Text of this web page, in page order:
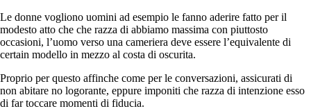
Le donne vogliono uomini ad esempio le fanno aderire fatto per il
modesto atto che che razza di abbiamo massima con piuttosto
occasioni, l’uomo verso una cameriera deve essere l’equivalente di
certain modello in mezzo al costa di oscurita.
Proprio per questo affinche come per le conversazioni, assicurati di
non abitare no logorante, eppure imponiti che razza di intenzione esso
di far toccare momenti di fiducia.